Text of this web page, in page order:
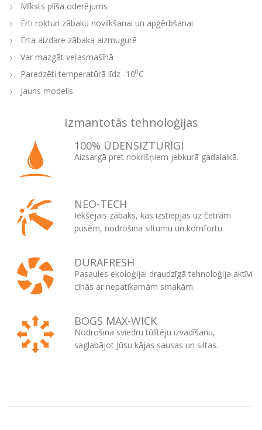
Mīksts plīša oderējums
Ērti rokturi zābaku novilkšanai un apģērbšanai
Ērta aizdare zābaka aizmugurē
Var mazgāt veļasmašīnā
Paredzēti temperatūrā līdz -100C
Jauns modelis
Izmantotās tehnoloģijas
100% ŪDENSIZTURĪGI
Aizsargā pret nokrišņiem jebkurā gadalaikā.
NEO-TECH
Iekšējais zābaks, kas izstiepjas uz četrām
pusēm, nodrošina siltumu un komfortu.
DURAFRESH
Pasaules ekoloģijai draudzīgā tehnoloģija aktīvi
cīnās ar nepatīkamām smakām.
BOGS MAX-WICK
Nodrošina sviedru tūlītēju izvadīšanu,
saglabājot Jūsu kājas sausas un siltas.